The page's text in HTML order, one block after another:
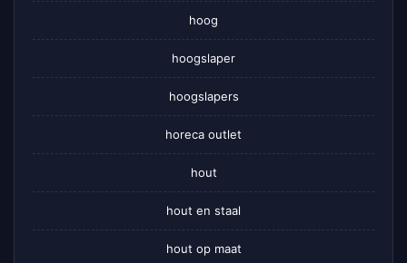
hoog
hoogslaper
hoogslapers
horeca outlet
hout
hout en staal
hout op maat